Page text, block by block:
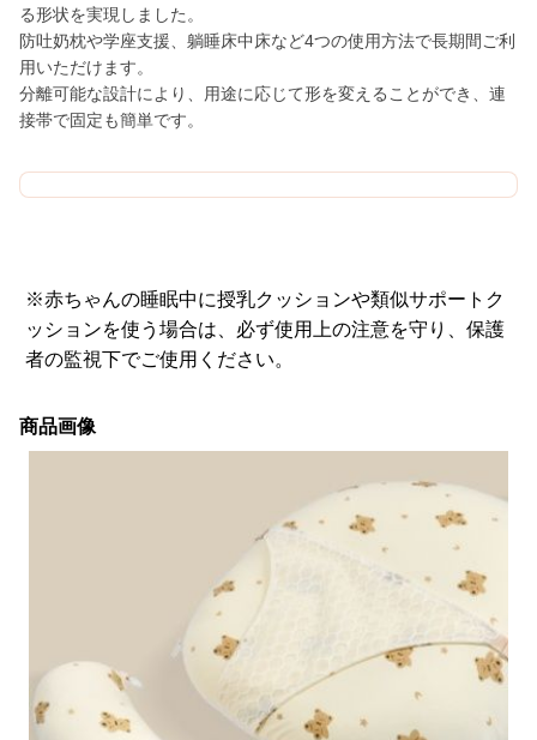
る形状を実現しました。
防吐奶枕や学座支援、躺睡床中床など4つの使用方法で長期間ご利
用いただけます。
分離可能な設計により、用途に応じて形を変えることができ、連
接帯で固定も簡単です。
※赤ちゃんの睡眠中に授乳クッションや類似サポートク
ッションを使う場合は、必ず使用上の注意を守り、保護
者の監視下でご使用ください。
商品画像